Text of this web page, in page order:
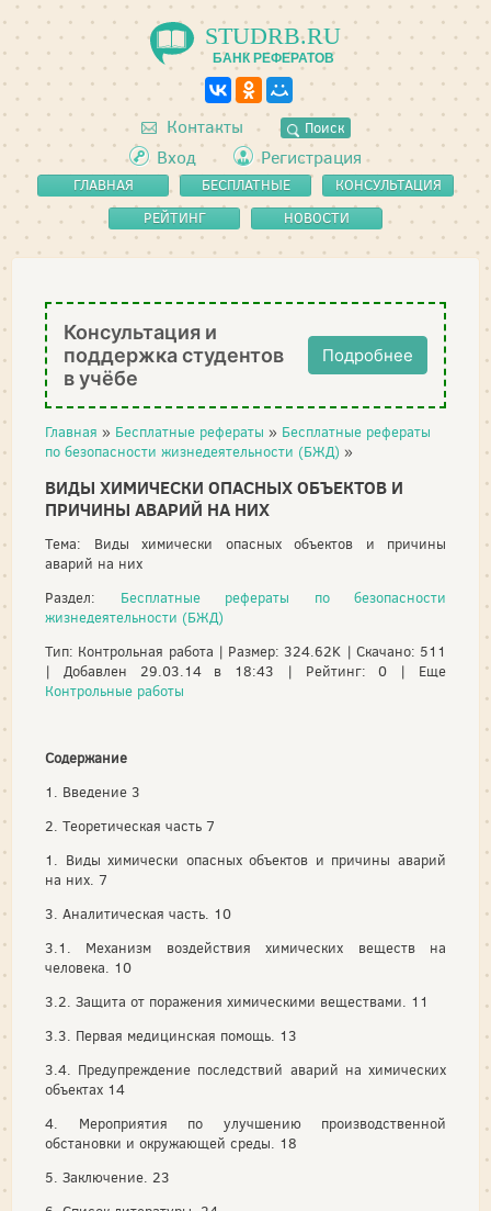
STUDRB.RU
БАНК РЕФЕРАТОВ
Контакты Поиск
Вход Регистрация
ГЛАВНАЯ
БЕСПЛАТНЫЕ
РЕФЕРАТЫ
КОНСУЛЬТАЦИЯ
РЕЙТИНГ
НОВОСТИ
Консультация и
поддержка студентов
в учёбе
Подробнее
Главная » Бесплатные рефераты » Бесплатные рефераты
по безопасности жизнедеятельности (БЖД) »
ВИДЫ ХИМИЧЕСКИ ОПАСНЫХ ОБЪЕКТОВ И
ПРИЧИНЫ АВАРИЙ НА НИХ
Тема: Виды химически опасных объектов и причины
аварий на них
Раздел: Бесплатные рефераты по безопасности
жизнедеятельности (БЖД)
Тип: Контрольная работа | Размер: 324.62K | Скачано: 511
| Добавлен 29.03.14 в 18:43 | Рейтинг: 0 | Еще
Контрольные работы
Содержание
1. Введение 3
2. Теоретическая часть 7
1. Виды химически опасных объектов и причины аварий
на них. 7
3. Аналитическая часть. 10
3.1. Механизм воздействия химических веществ на
человека. 10
3.2. Защита от поражения химическими веществами. 11
3.3. Первая медицинская помощь. 13
3.4. Предупреждение последствий аварий на химических
объектах 14
4. Мероприятия по улучшению производственной
обстановки и окружающей среды. 18
5. Заключение. 23